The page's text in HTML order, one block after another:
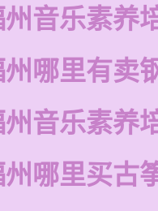
音乐素养
哪里有卖
音乐素养
哪里买古